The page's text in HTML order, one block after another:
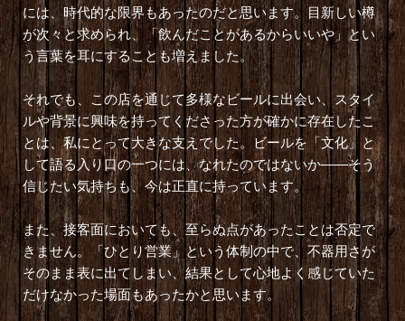
には、時代的な限界もあったのだと思います。目新しい樽
が次々と求められ、「飲んだことがあるからいいや」とい
う言葉を耳にすることも増えました。
それでも、この店を通じて多様なビールに出会い、スタイ
ルや背景に興味を持ってくださった方が確かに存在したこ
とは、私にとって大きな支えでした。ビールを「文化」と
して語る入り口の一つには、なれたのではないか――そう
信じたい気持ちも、今は正直に持っています。
また、接客面においても、至らぬ点があったことは否定で
きません。「ひとり営業」という体制の中で、不器用さが
そのまま表に出てしまい、結果として心地よく感じていた
だけなかった場面もあったかと思います。